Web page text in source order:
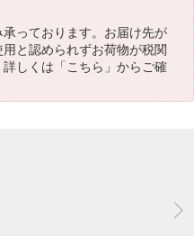
っております。お届け先が
と認められずお荷物が税関
しくは「こちら 」からご確